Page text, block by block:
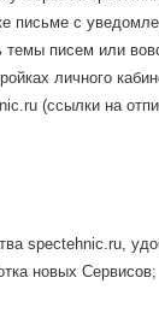
письме с
темы писем или
личного
(ссылки на
spectehnic.ru,
новых Сервисов;